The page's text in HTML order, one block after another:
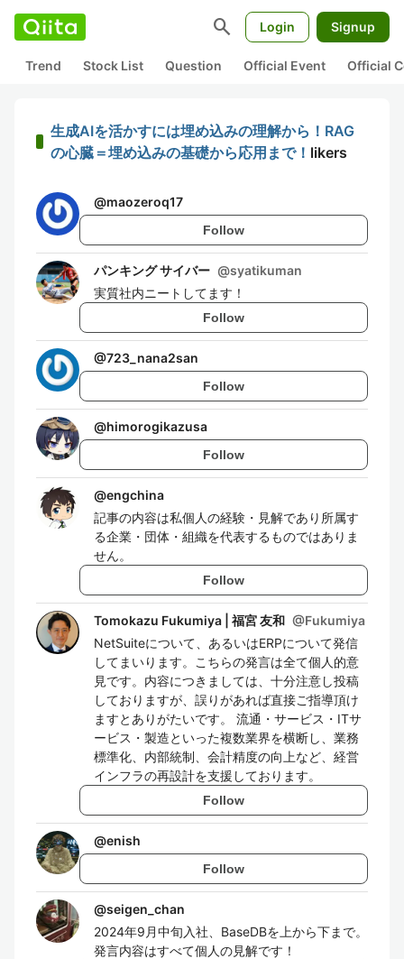
search Login Signup
Trend Stock List Question Official Event Official
生成AIを活かすには埋め込みの理解から！RAG
の心臓＝埋め込みの基礎から応用まで！ likers
@maozeroq17
Follow
パンキング サイバー @syatikuman
実質社内ニートしてます！
Follow
@723_nana2san
Follow
@himorogikazusa
Follow
@engchina
記事の内容は私個人の経験・見解であり所属す
る企業・団体・組織を代表するものではありま
せん。
Follow
Tomokazu Fukumiya | 福宮 友和 @Fukumiya
NetSuiteについて、あるいはERPについて発信
してまいります。こちらの発言は全て個人的意
見です。内容につきましては、十分注意し投稿
しておりますが、誤りがあれば直接ご指導頂け
ますとありがたいです。 流通・サービス・ITサ
ービス・製造といった複数業界を横断し、業務
標準化、内部統制、会計精度の向上など、経営
インフラの再設計を支援しております。
Follow
@enish
Follow
@seigen_chan
2024年9月中旬入社、BaseDBを上から下まで。
発言内容はすべて個人の見解です！